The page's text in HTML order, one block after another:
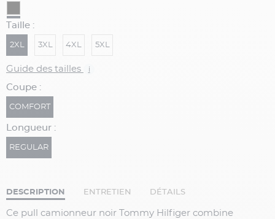
Taille :
2XL 3XL 4XL 5XL
Guide des tailles i
Coupe :
COMFORT
Longueur :
REGULAR
DESCRIPTION ENTRETIEN DÉTAILS
Ce pull camionneur noir Tommy Hilfiger combine